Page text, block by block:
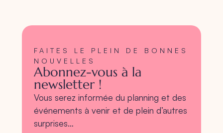
FAITES LE PLEIN DE BONNES
NOUVELLES
Abonnez-vous à la
newsletter !
Vous serez informée du planning et des
événements à venir et de plein d’autres
surprises…